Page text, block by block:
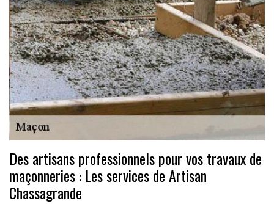
Des artisans professionnels pour vos travaux de
maçonneries : Les services de Artisan
Chassagrande